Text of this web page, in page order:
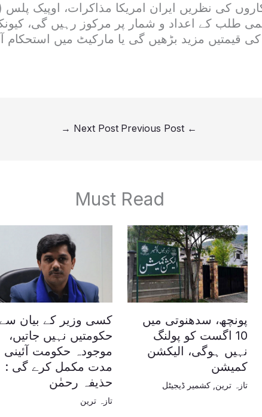
طلب کے اعداد و شمار پر مرکوز رہیں گی،
قیمتیں مزید بڑھیں گی یا مارکیٹ میں استحکام
←
Next Post
→
Must Read
پونچھ، سدھنوتی میں
10 اگست کو پولنگ
نہیں ہوگی، الیکشن
کمیشن
تازہ ترین ,کشمیر ڈیجیٹل
کسی وزیر کے بیان سے
حکومتیں نہیں جاتیں،
موجودہ حکومت آئینی
مدت مکمل کرے گی :
حذیفہ رحمٰن
تازہ ترین